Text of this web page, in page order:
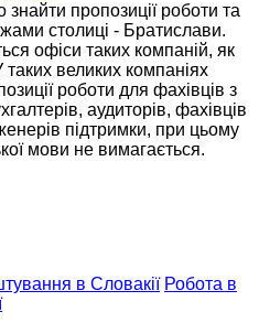
пропозиції роботи та
столиці - Братислави.
офіси таких компаній, як
великих компаніях
роботи для фахівців з
аудиторів, фахівців
підтримки, при цьому
мови не вимагається.
в Словакії Робота в